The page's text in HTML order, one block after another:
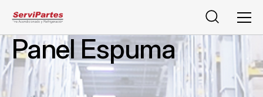
Buscar
Panel Espuma